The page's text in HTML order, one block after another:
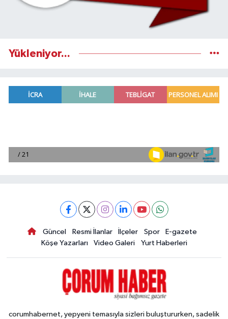
Yükleniyor...
Güncel Resmi İlanlar İlçeler Spor
E-gazete
Köşe Yazarları
Video Galeri Yurt Haberleri
corumhabernet, yepyeni temasıyla sizleri buluştururken, sadelik